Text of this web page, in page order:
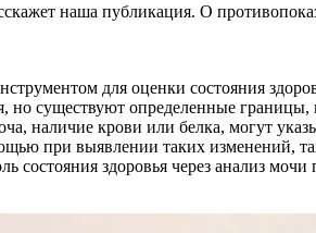
наша публикация. О
для оценки состояния
но существуют определенные
наличие крови или белка, могут
при выявлении таких изменений,
состояния здоровья через анализ